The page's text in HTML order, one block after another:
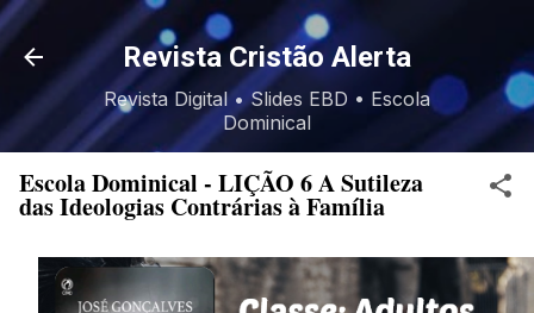
Pular para o conteúdo principal
Revista Cristão Alerta
Revista Digital • Slides EBD • Escola
Dominical
Escola Dominical - LIÇÃO 6 A Sutileza
das Ideologias Contrárias à Família